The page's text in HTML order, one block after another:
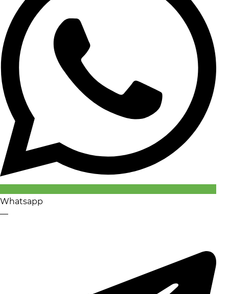
Whatsapp